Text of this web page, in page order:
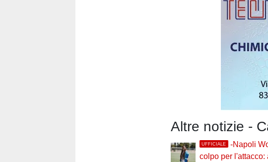
Altre notizie -
UFFICIALE
-Napoli
colpo per l'attacco: